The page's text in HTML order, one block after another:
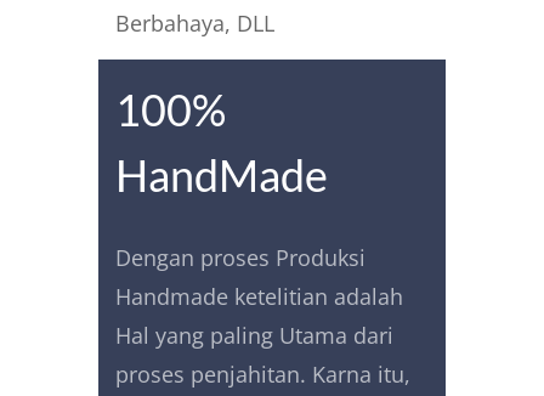
Berbahaya, DLL
100%
HandMade
Dengan proses Produksi
Handmade ketelitian adalah
Hal yang paling Utama dari
proses penjahitan. Karna itu,